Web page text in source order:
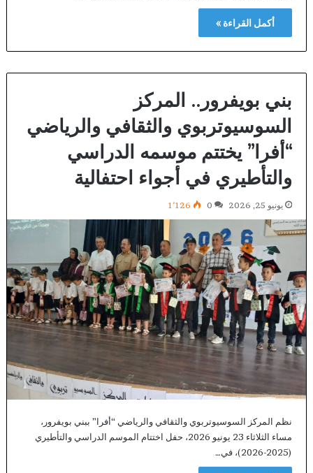
أكمل القراءة »
بني بويفرور.. المركز
السوسيوتربوي والثقافي والرياضي
“أفرا” يختتم موسمه الدراسي
والتأطيري في أجواء احتفالية
يونيو 25, 2026 0 1٬126
نظم المركز السوسيوتربوي والثقافي والرياضي “أفرا” ببني بويفرور،
مساء الثلاثاء 23 يونيو 2026، حفل اختتام الموسم الدراسي والتأطيري
(2025-2026)، في…